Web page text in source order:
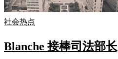
社会热点
Blanche 接棒司法部